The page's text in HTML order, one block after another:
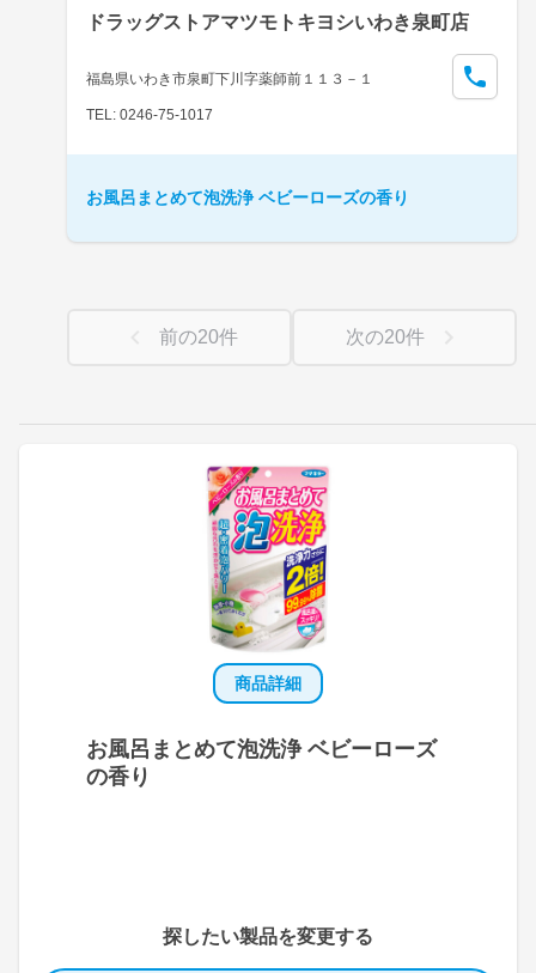
商品詳細
お風呂まとめて泡洗浄 ベビーローズ
の香り
探したい製品を変更する
ドラッグストアマツモトキヨシいわき泉町店
福島県いわき市泉町下川字薬師前１１３－１
TEL: 0246-75-1017
お風呂まとめて泡洗浄 ベビーローズの香り
前の20件 次の20件